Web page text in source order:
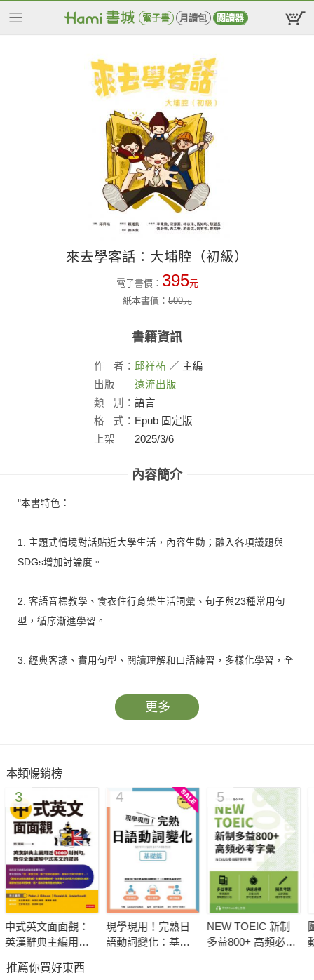
電子書 月讀包 閱讀器
來去學客話：大埔腔（初級）
電子書價： 395元
紙本書價：500元
書籍資訊
作 者： 邱祥祐 ／ 主編
出版
社：
遠流出版
類
別： 語言
格
式： Epub 固定版
上架
2025/3/6
內容簡介
"本書特色：
1. 主題式情境對話貼近大學生活，內容生動；融入各項議題與
SDGs增加討論度。
2. 客語音標教學、食衣住行育樂生活詞彙、句子與23種常用句
型，循序漸進學習。
3. 經典客諺、實用句型、閱讀理解和口語練習，多樣化學習，全
4. 版面活潑吸睛，精緻美編及插圖，激發學習動機與興趣，可作
5. 透過線上學習平臺呈現優質情境對話音檔與翻譯，快速跟著真
人發聲學客語。
6. 附客語能力認證初級應考策略與重要詞彙，讀後輕鬆考取客語
初級能力認證！
作者．譯者簡介
作者
更多
本類暢銷榜
3
中式英文面面觀：
英漢辭典主編用近
全面破解中式英文
4
現學現用！完熟日
語動詞變化：基礎
5
NEW TOEIC 新制
多益800+ 高頻必考
推薦你買好東西